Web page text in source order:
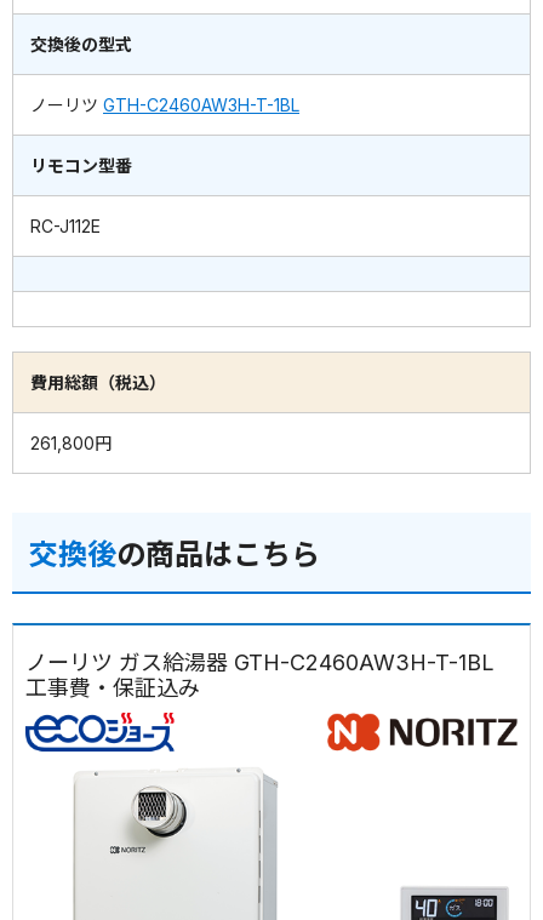
交換後の型式
ノーリツ GTH-C2460AW3H-T-1BL
リモコン型番
RC-J112E
費用総額（税込）
261,800円
交換後の商品はこちら
ノーリツ ガス給湯器 GTH-C2460AW3H-T-1BL
工事費・保証込み